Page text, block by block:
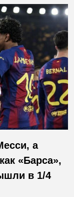
а
«Барса»,
в 1/4